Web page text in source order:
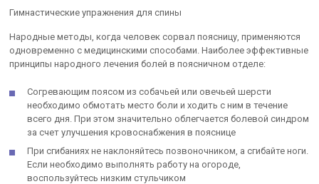
Гимнастические упражнения для спины
Народные методы, когда человек сорвал поясницу, применяются
одновременно с медицинскими способами. Наиболее эффективные
принципы народного лечения болей в поясничном отделе:
Согревающим поясом из собачьей или овечьей шерсти
необходимо обмотать место боли и ходить с ним в течение
всего дня. При этом значительно облегчается болевой синдром
за счет улучшения кровоснабжения в пояснице
При сгибаниях не наклоняйтесь позвоночником, а сгибайте ноги.
Если необходимо выполнять работу на огороде,
воспользуйтесь низким стульчиком